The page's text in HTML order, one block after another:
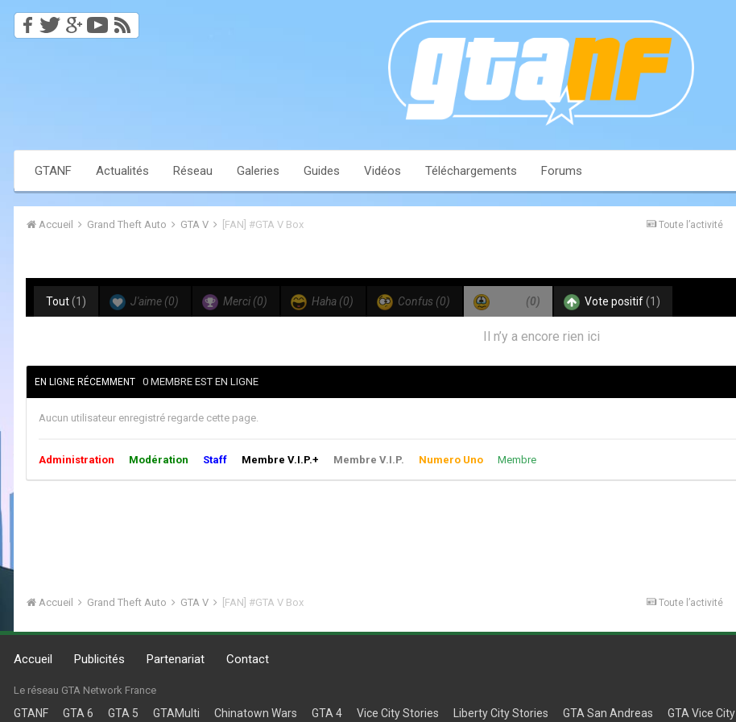
GTANF Actualités Réseau Galeries Guides Vidéos Téléchargements Forums
Toute l’activité
Accueil Grand Theft Auto GTA V [FAN] #GTA V Box
Tout(1) J'aime (0) Merci (0) Haha (0) Confus (0) (0) Vote positif(1)
Il n’y a encore rien ici
EN LIGNE RÉCEMMENT 0 MEMBRE EST EN LIGNE
Aucun utilisateur enregistré regarde cette page.
Administration Modération Staff Membre V.I.P.+ Membre V.I.P. Numero Uno Membre
Toute l’activité
Accueil Grand Theft Auto GTA V [FAN] #GTA V Box
Accueil Publicités Partenariat Contact
Le réseau GTA Network France
GTANF GTA 6 GTA 5 GTAMulti Chinatown Wars GTA 4 Vice City Stories Liberty City Stories GTA San Andreas GTA Vice City